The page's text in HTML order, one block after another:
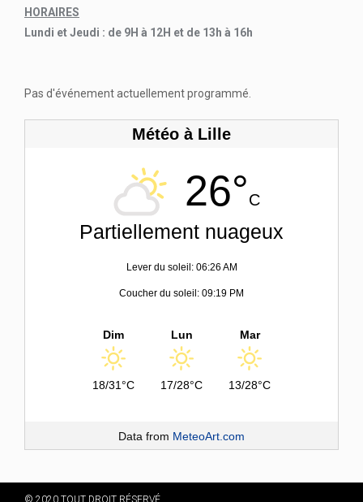
HORAIRES
Lundi et Jeudi : de 9H à 12H et de 13h à 16h
Pas d'événement actuellement programmé.
Météo à Lille
26°C
Partiellement nuageux
Lever du soleil: 06:26 AM
Coucher du soleil: 09:19 PM
Dim
18/31°C
Lun
17/28°C
Mar
13/28°C
Data from MeteoArt.com